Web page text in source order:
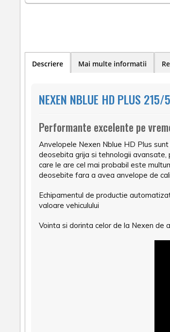
Descriere Mai multe informatii
NEXEN NBLUE HD PLUS
Performante excelente pe
Anvelopele Nexen Nblue HD Plus
deosebita grija si tehnologii
care le are cel mai probabil este
deosebite fara a avea anvelope de
Echipamentul de productie
valoare vehiculului
Vointa si dorinta celor de la Nexen de